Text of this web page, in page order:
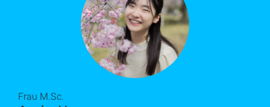
Frau M.Sc.